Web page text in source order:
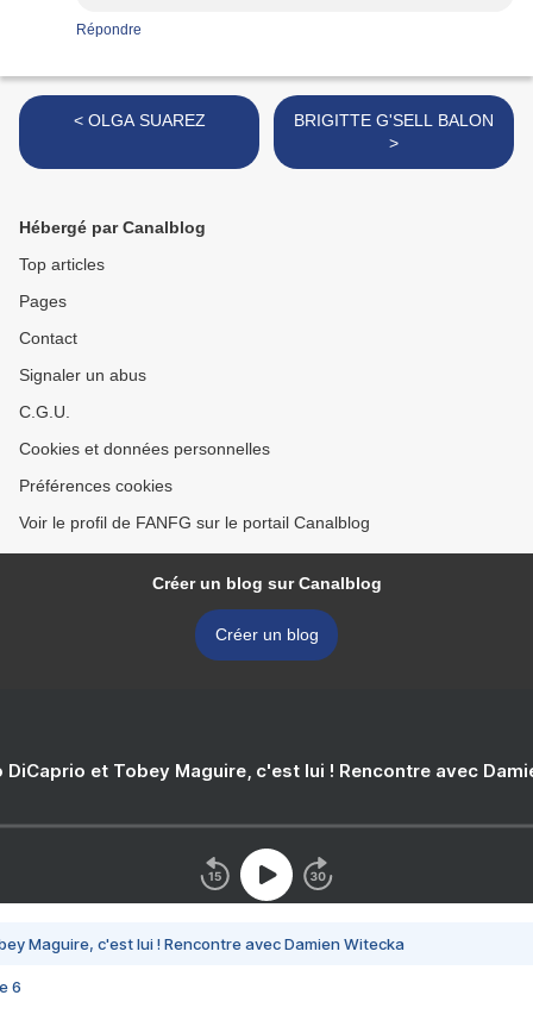
Répondre
< OLGA SUAREZ
BRIGITTE G'SELL BALON
>
Hébergé par Canalblog
Top articles
Pages
Contact
Signaler un abus
C.G.U.
Cookies et données personnelles
Préférences cookies
Voir le profil de FANFG sur le portail Canalblog
Créer un blog sur Canalblog
Créer un blog
DiCaprio et Tobey Maguire, c'est lui ! Rencontre avec
Maguire, c'est lui ! Rencontre avec Damien Witecka
6